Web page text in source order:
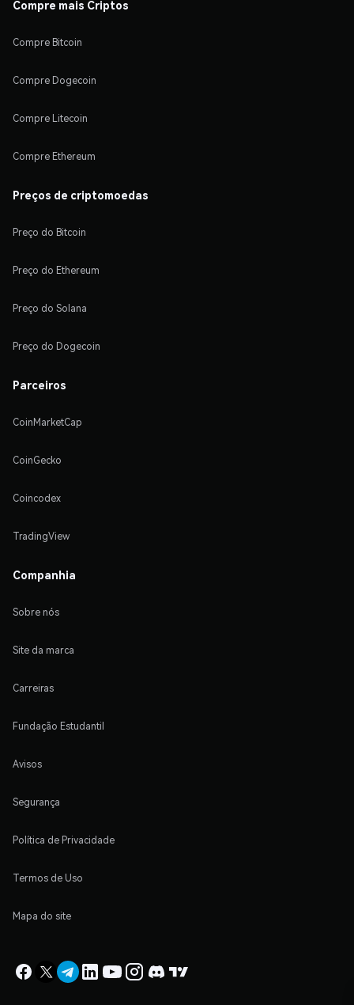
Compre mais Criptos
Compre Bitcoin
Compre Dogecoin
Compre Litecoin
Compre Ethereum
Preços de criptomoedas
Preço do Bitcoin
Preço do Ethereum
Preço do Solana
Preço do Dogecoin
Parceiros
CoinMarketCap
CoinGecko
Coincodex
TradingView
Companhia
Sobre nós
Site da marca
Carreiras
Fundação Estudantil
Avisos
Segurança
Política de Privacidade
Termos de Uso
Mapa do site